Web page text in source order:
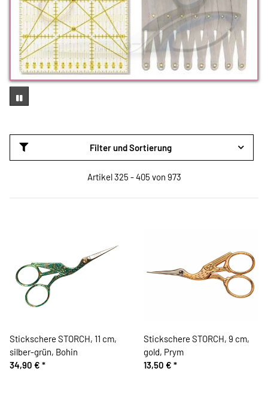
Filter und Sortierung
Artikel 325 - 405 von 973
Stickschere STORCH, 11 cm,
silber-grün, Bohin
34,90 € *
Stickschere STORCH, 9 cm,
gold, Prym
13,50 € *